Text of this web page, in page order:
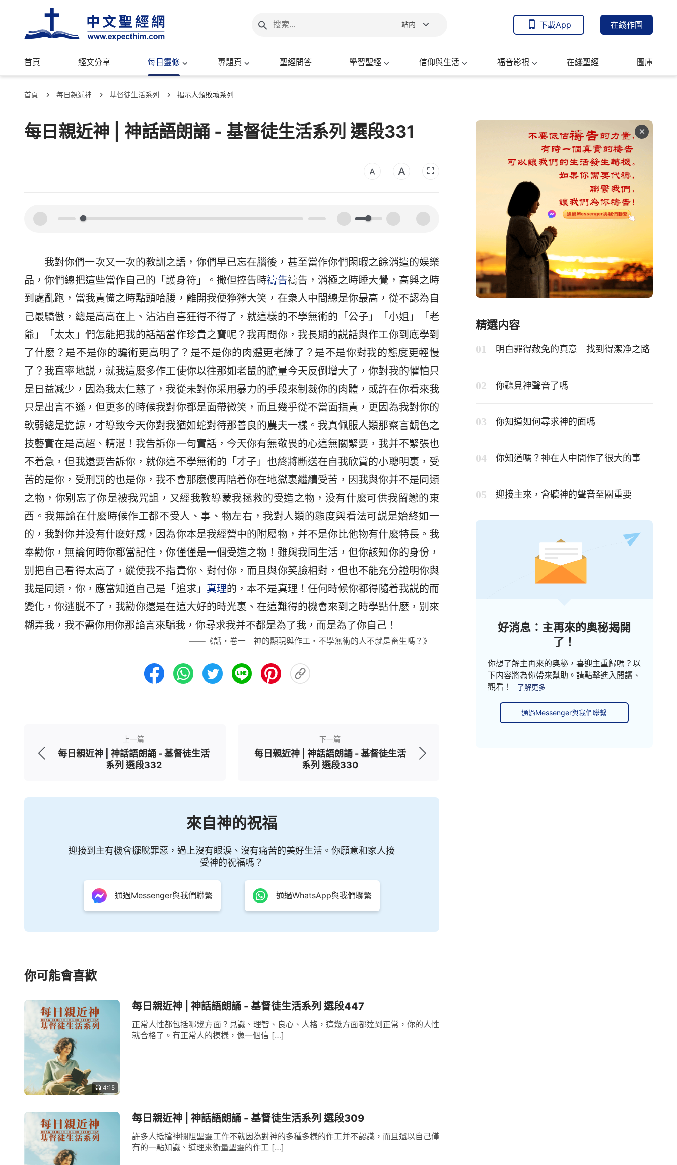
站内 下載App 在綫作圖
首頁 經文分享 每日靈修 專題頁 聖經問答 學習聖經 信仰與生活 福音影視 在綫聖經 圖庫
首頁 每日親近神 基督徒生活系列 揭示人類敗壞系列
每日親近神 | 神話語朗誦 - 基督徒生活系列 選段331
00:00 00:00
我對你們一次又一次的教訓之語，你們早已忘在腦後，甚至當作你們閑暇之餘消遣的娱樂
品，你們總把這些當作自己的「護身符」。撒但控告時禱告禱告，消極之時睡大覺，高興之時
到處亂跑，當我責備之時點頭哈腰，離開我便狰獰大笑，在衆人中間總是你最高，從不認為自
己最驕傲，總是高高在上、沾沾自喜狂得不得了，就這樣的不學無術的「公子」「小姐」「老
爺」「太太」們怎能把我的話語當作珍貴之寶呢？我再問你，我長期的説話與作工你到底學到
了什麽？是不是你的騙術更高明了？是不是你的肉體更老練了？是不是你對我的態度更輕慢
了？我直率地説，就我這麽多作工使你以往那如老鼠的膽量今天反倒增大了，你對我的懼怕只
是日益减少，因為我太仁慈了，我從未對你采用暴力的手段來制裁你的肉體，或許在你看來我
只是出言不遜，但更多的時候我對你都是面帶微笑，而且幾乎從不當面指責，更因為我對你的
軟弱總是擔諒，才導致今天你對我猶如蛇對待那善良的農夫一樣。我真佩服人類那察言觀色之
技藝實在是高超、精湛！我告訴你一句實話，今天你有無敬畏的心這無關緊要，我并不緊張也
不着急，但我還要告訴你，就你這不學無術的「才子」也終將斷送在自我欣賞的小聰明裏，受
苦的是你，受刑罰的也是你，我不會那麽傻再陪着你在地獄裏繼續受苦，因我與你并不是同類
之物，你别忘了你是被我咒詛，又經我教導蒙我拯救的受造之物，没有什麽可供我留戀的東
西。我無論在什麽時候作工都不受人、事、物左右，我對人類的態度與看法可説是始終如一
的，我對你并没有什麽好感，因為你本是我經營中的附屬物，并不是你比他物有什麽特長。我
奉勸你，無論何時你都當記住，你僅僅是一個受造之物！雖與我同生活，但你該知你的身份，
别把自己看得太高了，縱使我不指責你、對付你，而且與你笑臉相對，但也不能充分證明你與
我是同類，你，應當知道自己是「追求」 真理的，本不是真理！任何時候你都得隨着我説的而
變化，你逃脱不了，我勸你還是在這大好的時光裏、在這難得的機會來到之時學點什麽，别來
糊弄我，我不需你用你那諂言來騙我，你尋求我并不都是為了我，而是為了你自己！
——《話・卷一 神的顯現與作工・不學無術的人不就是畜生嗎？》
上一篇
每日親近神 | 神話語朗誦 - 基督徒生活
系列 選段332
下一篇
每日親近神 | 神話語朗誦 - 基督徒生活
系列 選段330
來自神的祝福
迎接到主有機會擺脫罪惡，過上沒有眼淚、沒有痛苦的美好生活。你願意和家人接
受神的祝福嗎？
通過Messenger與我們聯繫 通過WhatsApp與我們聯繫
你可能會喜歡
4:15
每日親近神 | 神話語朗誦 - 基督徒生活系列 選段447
正常人性都包括哪幾方面？見識、理智、良心、人格，這幾方面都達到正常，你的人性
就合格了。有正常人的模樣，像一個信 […]
每日親近神 | 神話語朗誦 - 基督徒生活系列 選段309
許多人抵擋神攔阻聖靈工作不就因為對神的多種多樣的作工并不認識，而且還以自己僅
有的一點知識、道理來衡量聖靈的作工 […]
精選内容
明白罪得赦免的真意 找到得潔净之路
你聽見神聲音了嗎
你知道如何尋求神的面嗎
你知道嗎？神在人中間作了很大的事
迎接主來，會聽神的聲音至關重要
好消息：主再來的奥秘揭開
了！
你想了解主再來的奥秘，喜迎主重歸嗎？以
下内容將為你帶來幫助。請點擊進入閲讀、
觀看！
了解更多
通過Messenger與我們聯繫